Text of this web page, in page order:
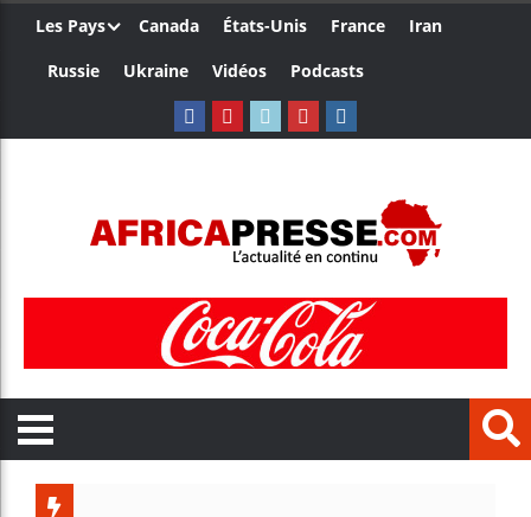
Les Pays Canada États-Unis France
Iran
Russie
Ukraine Vidéos Podcasts